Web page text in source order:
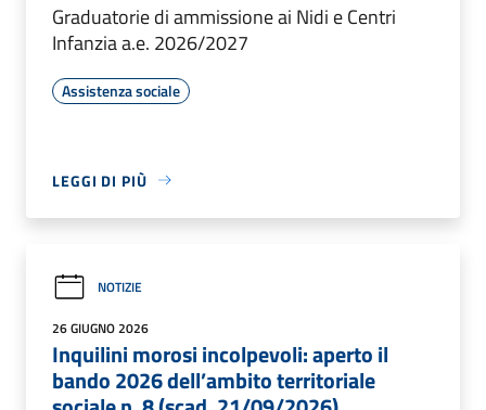
Graduatorie di ammissione ai Nidi e Centri
Infanzia a.e. 2026/2027
Assistenza sociale
LEGGI DI PIÙ
NOTIZIE
26 GIUGNO 2026
Inquilini morosi incolpevoli: aperto il
bando 2026 dell’ambito territoriale